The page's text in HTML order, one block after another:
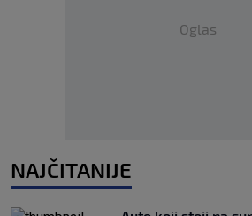
Oglas
NAJČITANIJE